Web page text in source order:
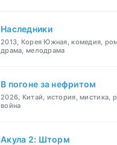
Наследники
2013, Корея Южная, комедия,
драма, мелодрама
В погоне за нефритом
2026, Китай, история, мистика,
война
Акула 2: Шторм